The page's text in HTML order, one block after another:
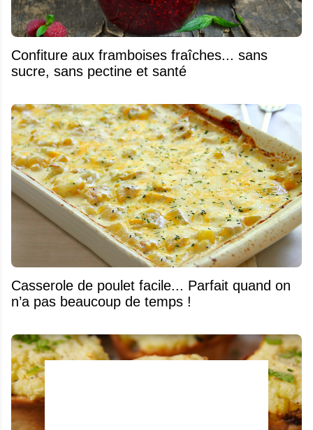
Confiture aux framboises fraîches... sans
sucre, sans pectine et santé
Casserole de poulet facile... Parfait quand on
n’a pas beaucoup de temps !